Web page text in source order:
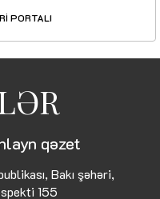
PORTALI
qəzet
Bakı şəhəri,
155